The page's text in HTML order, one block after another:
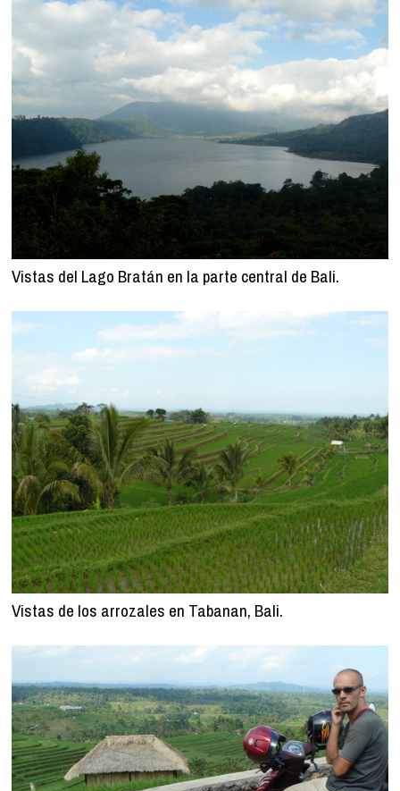
Vistas del Lago Bratán en la parte central de Bali.
Vistas de los arrozales en Tabanan, Bali.